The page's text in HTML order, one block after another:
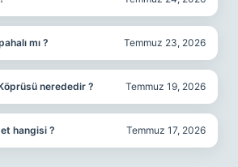
mı ? Temmuz 23, 2026
nerededir ? Temmuz 19, 2026
et hangisi ? Temmuz 17, 2026